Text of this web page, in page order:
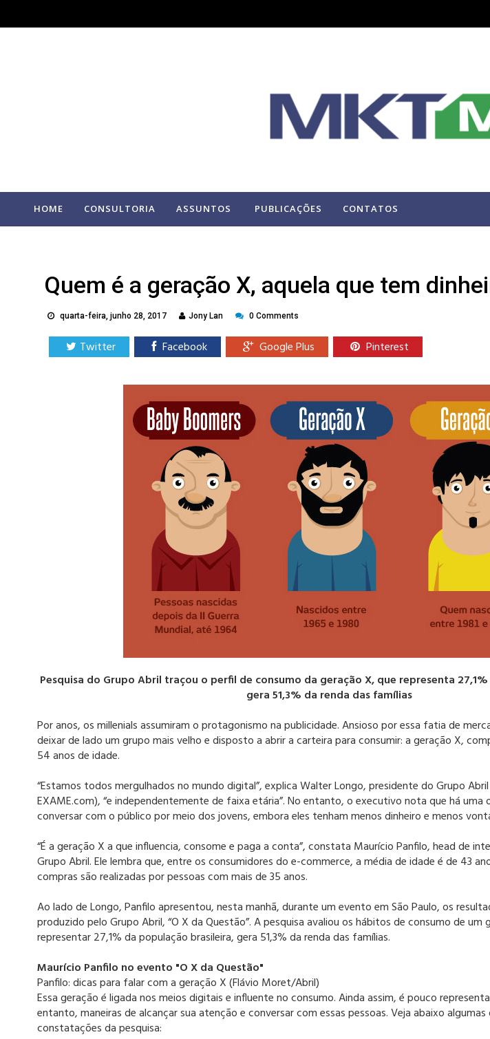
HOME CONSULTORIA ASSUNTOS PUBLICAÇÕES CONTATOS
Quem é a geração X, aquela que tem
quarta-feira, junho 28, 2017 Jony Lan 0 Comments
Twitter Facebook Google Plus Pinterest
Pesquisa do Grupo Abril traçou o perfil de consumo da geração X, que representa
gera 51,3% da renda das famílias
Por anos, os millenials assumiram o protagonismo na publicidade. Ansioso por essa fatia de
deixar de lado um grupo mais velho e disposto a abrir a carteira para consumir: a geração X,
54 anos de idade.
“Estamos todos mergulhados no mundo digital”, explica Walter Longo, presidente do Grupo
EXAME.com), “e independentemente de faixa etária”. No entanto, o executivo nota que há uma
conversar com o público por meio dos jovens, embora eles tenham menos dinheiro e menos
“É a geração X a que influencia, consome e paga a conta”, constata Maurício Panfilo, head de
Grupo Abril. Ele lembra que, entre os consumidores do e-commerce, a média de idade é de 43
compras são realizadas por pessoas com mais de 35 anos.
Ao lado de Longo, Panfilo apresentou, nesta manhã, durante um evento em São Paulo, os
produzido pelo Grupo Abril, “O X da Questão”. A pesquisa avaliou os hábitos de consumo de um
representar 27,1% da população brasileira, gera 51,3% da renda das famílias.
Maurício Panfilo no evento "O X da Questão"
Panfilo: dicas para falar com a geração X (Flávio Moret/Abril)
Essa geração é ligada nos meios digitais e influente no consumo. Ainda assim, é pouco
entanto, maneiras de alcançar sua atenção e conversar com essas pessoas. Veja abaixo algumas
constatações da pesquisa: